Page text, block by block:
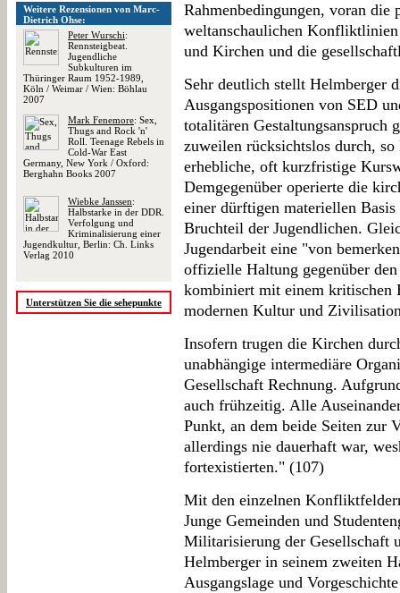
Weitere Rezensionen von Marc-
Dietrich Ohse:
Peter Wurschi:
Rennsteigbeat.
Jugendliche
Subkulturen im
Thüringer Raum 1952-1989,
Köln / Weimar / Wien: Böhlau
2007
Mark Fenemore: Sex,
Thugs and Rock 'n'
Roll. Teenage Rebels in
Cold-War East
Germany, New York / Oxford:
Berghahn Books 2007
Wiebke Janssen:
Halbstarke in der DDR.
Verfolgung und
Kriminalisierung einer
Jugendkultur, Berlin: Ch. Links
Verlag 2010
Unterstützen Sie die sehepunkte
Rahmenbedingungen, voran
weltanschaulichen
und Kirchen und die
Sehr deutlich stellt Helmberger
Ausgangspositionen von SED
totalitären Gestaltungsanspruch
zuweilen rücksichtslos durch,
erhebliche, oft kurzfristige
Demgegenüber operierte die
einer dürftigen materiellen
Bruchteil der Jugendlichen.
Jugendarbeit eine "von
offizielle Haltung gegenüber
kombiniert mit einem
modernen Kultur und
Insofern trugen die Kirchen
unabhängige intermediäre
Gesellschaft Rechnung.
auch frühzeitig. Alle
Punkt, an dem beide Seiten zur
allerdings nie dauerhaft war,
fortexistierten." (107)
Mit den einzelnen
Junge Gemeinden und
Militarisierung der Gesellschaft
Helmberger in seinem zweiten
Ausgangslage und